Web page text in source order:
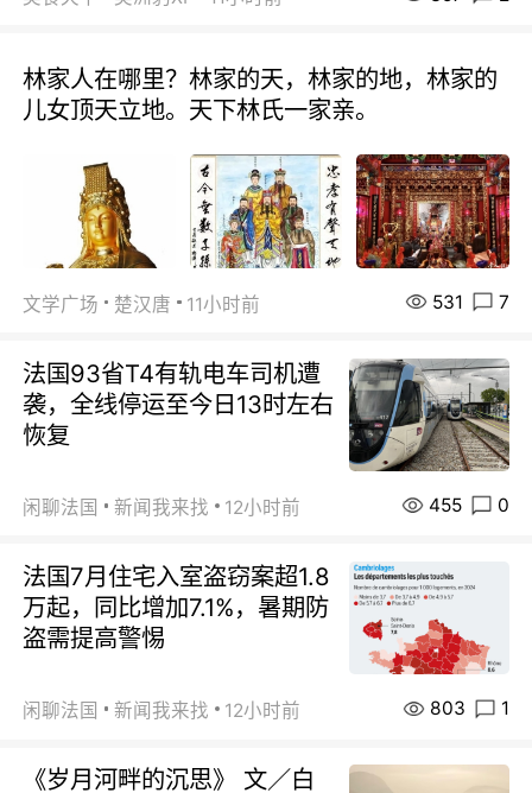
林家人在哪里？林家的天，林家的地，林家的
儿女顶天立地。天下林氏一家亲。
文学广场 楚汉唐 11小时前 531 7
法国93省T4有轨电车司机遭
袭，全线停运至今日13时左右
恢复
闲聊法国 新闻我来找 12小时前 455 0
法国7月住宅入室盗窃案超1.8
万起，同比增加7.1%，暑期防
盗需提高警惕
闲聊法国 新闻我来找 12小时前 803 1
《岁月河畔的沉思》 文／白